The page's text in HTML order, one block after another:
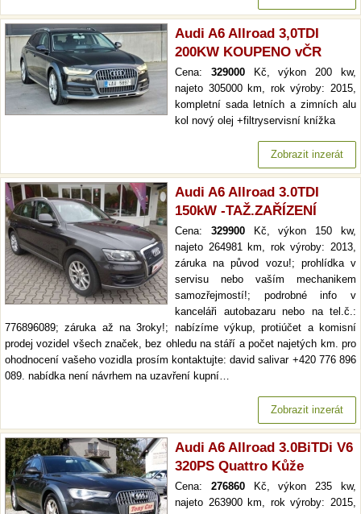
Audi A6 Allroad 3,0TDI
200KW KOUPENO vČR
Cena: 329000Kč, výkon 200 kw,
najeto 305000 km, rok výroby: 2015,
kompletní sada letních a zimních alu
kol nový olej +filtryservisní knížka
Zobrazit inzerát
Audi A6 Allroad 3.0TDI
150kW -TAŽ.ZAŘÍZENÍ
Cena: 329900Kč, výkon 150 kw,
najeto 264981 km, rok výroby: 2013,
záruka na původ vozu!; prohlídka v
servisu nebo vaším mechanikem
samozřejmostí!; podrobné info v
kanceláři autobazaru nebo na tel.č.:
776896089; záruka až na 3roky!; nabízíme výkup, protiúčet a komisní
prodej vozidel všech značek, bez ohledu na stáří a počet najetých km. pro
ohodnocení vašeho vozidla prosím kontaktujte: david salivar +420 776 896
089. nabídka není návrhem na uzavření kupní…
Zobrazit inzerát
Audi A6 Allroad 3.0BiTDi V6
320PS Quattro Kůže
Cena: 276860Kč, výkon 235 kw,
najeto 263900 km, rok výroby: 2015,